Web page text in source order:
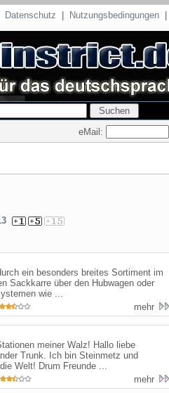
Datenschutz Nutzungsbedingungen
eMail:
ein besonders breites Sortiment im
Sackkarre über den Hubwagen oder
wie ...
mehr
meiner Walz! Hallo liebe
Trunk. Ich bin Steinmetz und
Welt! Drum Freunde ...
mehr